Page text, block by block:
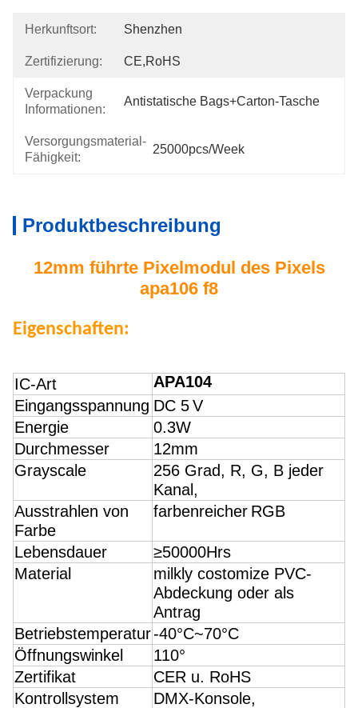
Herkunftsort: Shenzhen
Zertifizierung: CE,RoHS
Verpackung
Informationen:
Antistatische Bags+carton-Tasche
Versorgungsmaterial-
Fähigkeit:
25000pcs/week
Produktbeschreibung
12mm führte Pixelmodul des Pixels
apa106 f8
Eigenschaften:
IC-Art
APA104
Eingangsspannung DC 5V
Energie
0.3W
Durchmesser
12mm
Grayscale
256 Grad, R, G, B jeder
Kanal,
Ausstrahlen von
Farbe
farbenreicher RGB
Lebensdauer
≥50000Hrs
Material
milkly costomize PVC-
Abdeckung oder als
Antrag
Betriebstemperatur-40°C~70°C
Öffnungswinkel
110°
Zertifikat
CER u. RoHS
Kontrollsystem
DMX-Konsole,